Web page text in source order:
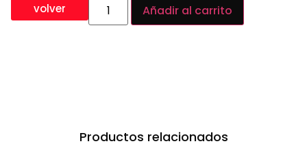
volver Añadir al carrito
Productos relacionados